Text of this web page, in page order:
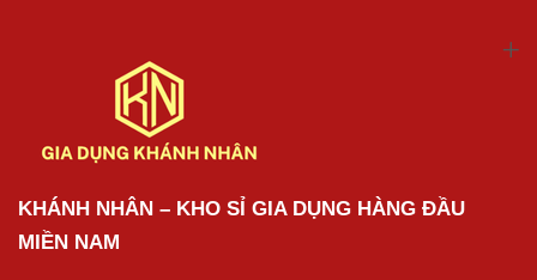
KHÁNH NHÂN – KHO SỈ GIA DỤNG HÀNG ĐẦU
MIỀN NAM